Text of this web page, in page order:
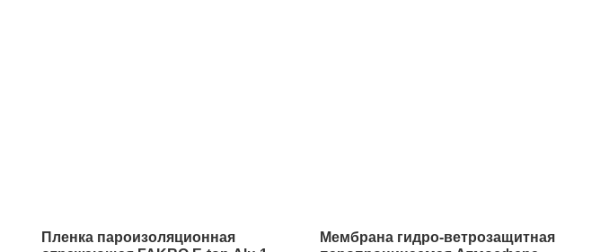
Пленка пароизоляционная
Мембрана гидро-ветрозащитная